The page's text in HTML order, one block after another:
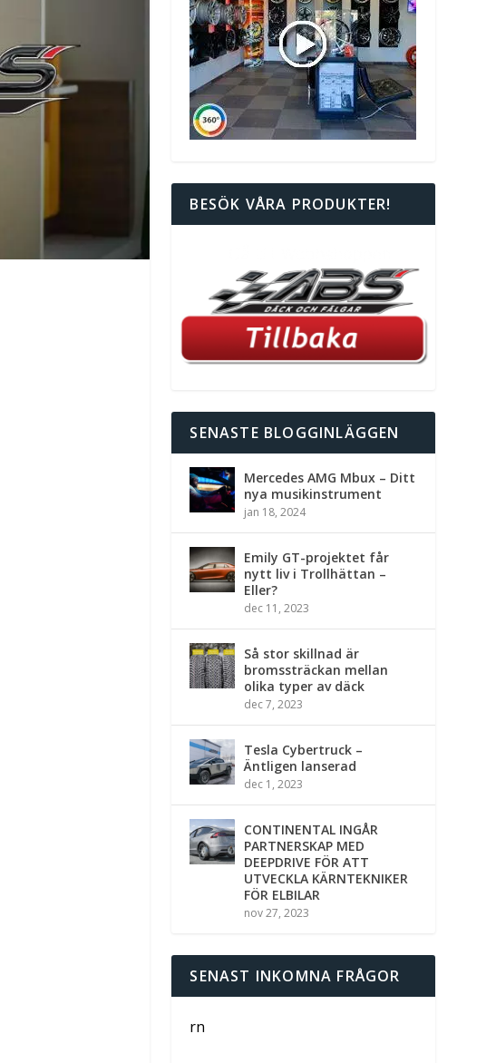
BESÖK VÅRA PRODUKTER!
SENASTE BLOGGINLÄGGEN
Mercedes AMG Mbux – Ditt
nya musikinstrument
jan 18, 2024
Emily GT-projektet får
nytt liv i Trollhättan –
Eller?
dec 11, 2023
Så stor skillnad är
bromssträckan mellan
olika typer av däck
dec 7, 2023
Tesla Cybertruck –
Äntligen lanserad
dec 1, 2023
CONTINENTAL INGÅR
PARTNERSKAP MED
DEEPDRIVE FÖR ATT
UTVECKLA KÄRNTEKNIKER
FÖR ELBILAR
nov 27, 2023
SENAST INKOMNA FRÅGOR
rn